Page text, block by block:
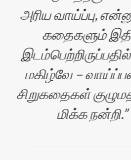
அரிய வாய்ப்பு,
கதைகளும்
மகிழ்வே –
சிறுகதைகள்
மிக்க நன்றி.